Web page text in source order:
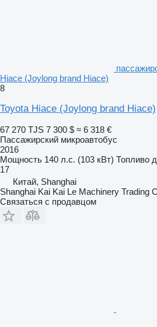
Hiace (Joylong brand Hiace)
8
Toyota Hiace (Joylong brand Hiace)
67 270 TJS 7 300 $ ≈ 6 318 €
Пассажирский микроавтобус
2016
Мощность 140 л.с. (103 кВт) Топливо
17
Китай, Shanghai
Shanghai Kai Kai Le Machinery Trading
Связаться с продавцом